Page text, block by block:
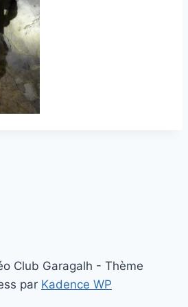
Club Garagalh - Thème
par Kadence WP